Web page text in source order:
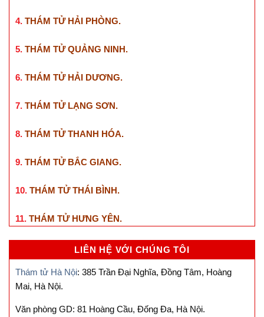
4. THÁM TỬ HẢI PHÒNG.
5. THÁM TỬ QUẢNG NINH.
6. THÁM TỬ HẢI DƯƠNG.
7. THÁM TỬ LẠNG SƠN.
8. THÁM TỬ THANH HÓA.
9. THÁM TỬ BẮC GIANG.
10. THÁM TỬ THÁI BÌNH.
11. THÁM TỬ HƯNG YÊN.
LIÊN HỆ VỚI CHÚNG TÔI
Thám tử Hà Nội: 385 Trần Đại Nghĩa, Đồng Tâm, Hoàng
Mai, Hà Nội.
Văn phòng GD: 81 Hoàng Cầu, Đống Đa, Hà Nội.